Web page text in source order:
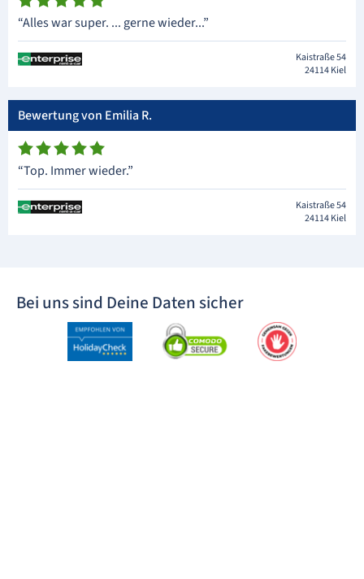
“Alles war super. ... gerne wieder...”
Kaistraße 54
24114 Kiel
Bewertung von Emilia R.
“Top. Immer wieder.”
Kaistraße 54
24114 Kiel
Bei uns sind Deine Daten sicher